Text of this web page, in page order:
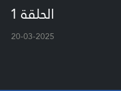
الحلقة 1
20-03-2025